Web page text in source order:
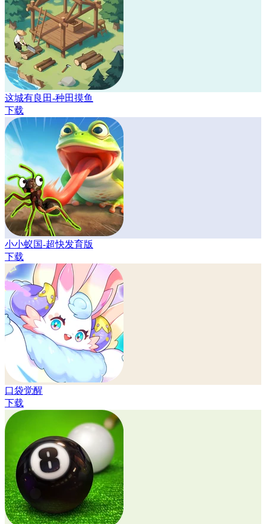
这城有良田-种田摸鱼
下载
小小蚁国-超快发育版
下载
口袋觉醒
下载